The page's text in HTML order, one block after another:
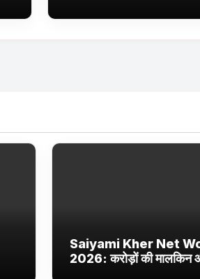
Saiyami Kher Net
2026: करोड़ों की मालकिन